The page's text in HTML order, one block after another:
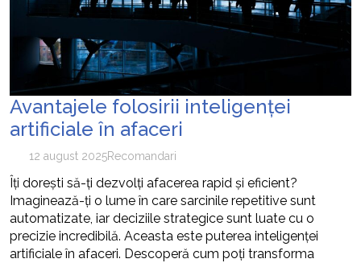
Avantajele folosirii inteligenței
artificiale în afaceri
12 august 2025Recomandari
Îți dorești să-ți dezvolți afacerea rapid și eficient?
Imaginează-ți o lume în care sarcinile repetitive sunt
automatizate, iar deciziile strategice sunt luate cu o
precizie incredibilă. Aceasta este puterea inteligenței
artificiale în afaceri. Descoperă cum poți transforma